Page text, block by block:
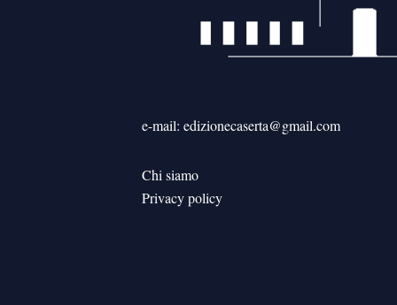
e-mail: edizionecaserta@gmail.com
Chi siamo
Privacy policy